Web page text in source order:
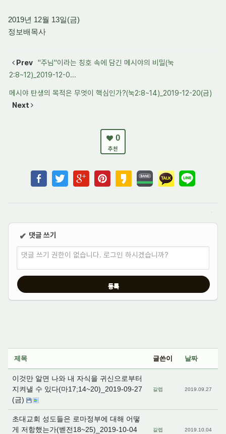
2019년 12월 13일(금)
정보배목사
Prev "주님"이라는 칭호 속에 담긴 메시야의 비밀(눅
2:8~12)_2019-12-0...
메시야 탄생의 목적은 무엇이 핵심인가?(눅2:8~14)_2019-12-20(금)
Next
0
추천
✔ 댓글 쓰기
댓글 쓰기 권한이 없습니다. 로그인 하시겠습니까?
제목 글쓴이 날짜
이것만 알면 나와 내 자식을 귀신으로부터
지켜낼 수 있다(마17;14~20)_2019-09-27
(금)
갈렙 2019.09.27
초대교회 성도들은 로마정부에 대해 어떻
게 저항했는가(벧전18~25)_2019-10-04
갈렙 2019.10.04